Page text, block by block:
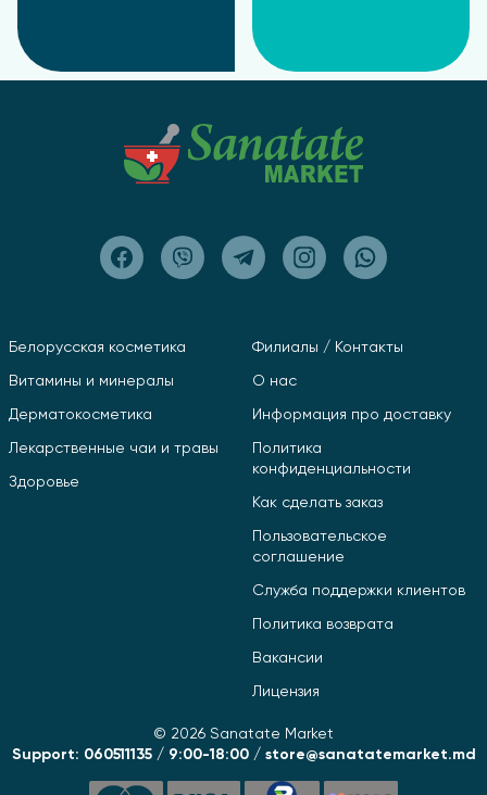
Белорусская косметика
Витамины и минералы
Дерматокосметика
Лекарственные чаи и травы
Здоровье
Филиалы / Контакты
О нас
Информация про доставку
Политика
конфиденциальности
Как сделать заказ
Пользовательское
соглашение
Служба поддержки клиентов
Политика возврата
Вакансии
Лицензия
© 2026 Sanatate Market
Support: 060511135 / 9:00-18:00 / store@sanatatemarket.md